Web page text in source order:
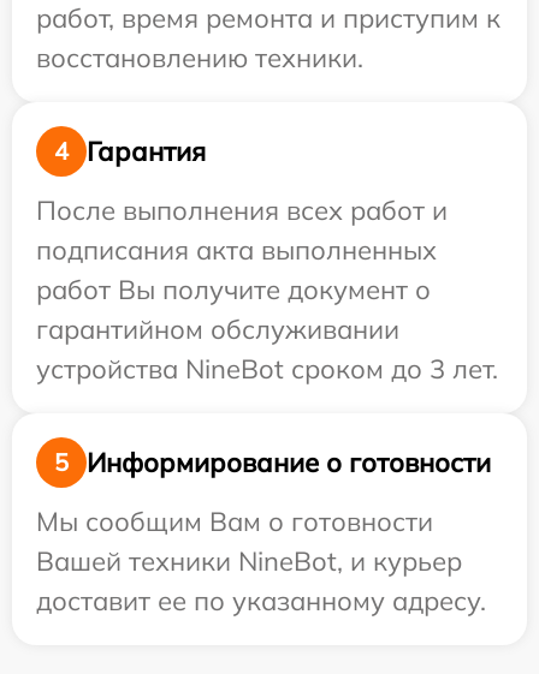
работ, время ремонта и приступим к
восстановлению техники.
4
Гарантия
После выполнения всех работ и
подписания акта выполненных
работ Вы получите документ о
гарантийном обслуживании
устройства NineBot сроком до 3 лет.
5
Информирование о готовности
Мы сообщим Вам о готовности
Вашей техники NineBot, и курьер
доставит ее по указанному адресу.